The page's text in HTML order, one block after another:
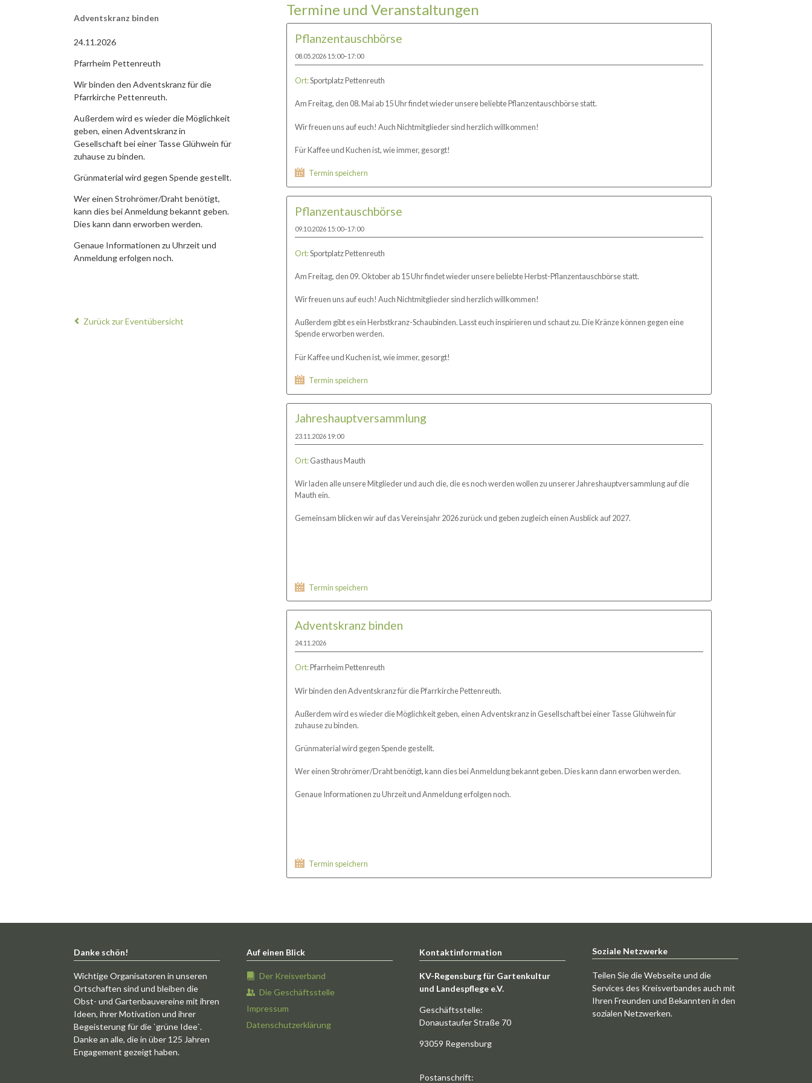
Termine und Veranstaltungen
Pflanzentauschbörse
08.05.2026 15:00–17:00
Ort:Sportplatz Pettenreuth
Am Freitag, den 08. Mai ab 15 Uhr findet wieder unsere beliebte Pflanzentauschbörse statt.
Wir freuen uns auf euch! Auch Nichtmitglieder sind herzlich willkommen!
Für Kaffee und Kuchen ist, wie immer, gesorgt!
Termin speichern
Pflanzentauschbörse
09.10.2026 15:00–17:00
Ort:Sportplatz Pettenreuth
Am Freitag, den 09. Oktober ab 15 Uhr findet wieder unsere beliebte Herbst-Pflanzentauschbörse statt.
Wir freuen uns auf euch! Auch Nichtmitglieder sind herzlich willkommen!
Außerdem gibt es ein Herbstkranz-Schaubinden. Lasst euch inspirieren und schaut zu. Die Kränze können gegen eine
Spende erworben werden.
Für Kaffee und Kuchen ist, wie immer, gesorgt!
Termin speichern
Jahreshauptversammlung
23.11.2026 19:00
Ort:Gasthaus Mauth
Wir laden alle unsere Mitglieder und auch die, die es noch werden wollen zu unserer Jahreshauptversammlung auf die
Mauth ein.
Gemeinsam blicken wir auf das Vereinsjahr 2026 zurück und geben zugleich einen Ausblick auf 2027.
Termin speichern
Adventskranz binden
24.11.2026
Ort:Pfarrheim Pettenreuth
Wir binden den Adventskranz für die Pfarrkirche Pettenreuth.
Außerdem wird es wieder die Möglichkeit geben, einen Adventskranz in Gesellschaft bei einer Tasse Glühwein für
zuhause zu binden.
Grünmaterial wird gegen Spende gestellt.
Wer einen Strohrömer/Draht benötigt, kann dies bei Anmeldung bekannt geben. Dies kann dann erworben werden.
Genaue Informationen zu Uhrzeit und Anmeldung erfolgen noch.
Termin speichern
Adventskranz binden
24.11.2026
Pfarrheim Pettenreuth
Wir binden den Adventskranz für die
Pfarrkirche Pettenreuth.
Außerdem wird es wieder die Möglichkeit
geben, einen Adventskranz in
Gesellschaft bei einer Tasse Glühwein für
zuhause zu binden.
Grünmaterial wird gegen Spende gestellt.
Wer einen Strohrömer/Draht benötigt,
kann dies bei Anmeldung bekannt geben.
Dies kann dann erworben werden.
Genaue Informationen zu Uhrzeit und
Anmeldung erfolgen noch.
Zurück zur Eventübersicht
Danke schön!
Wichtige Organisatoren in unseren
Ortschaften sind und bleiben die
Obst- und Gartenbauvereine mit ihren
Ideen, ihrer Motivation und ihrer
Begeisterung für die `grüne Idee`.
Danke an alle, die in über 125 Jahren
Engagement gezeigt haben.
Auf einen Blick
Der Kreisverband
Die Geschäftsstelle
Impressum
Datenschutzerklärung
Kontaktinformation
KV-Regensburg für Gartenkultur
und Landespflege e.V.
Geschäftsstelle:
Donaustaufer Straße 70
93059 Regensburg
Postanschrift:
Soziale Netzwerke
Teilen Sie die Webseite und die
Services des Kreisverbandes auch mit
Ihren Freunden und Bekannten in den
sozialen Netzwerken.